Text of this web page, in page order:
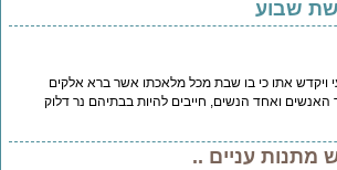
שבוע
אתו כי בו שבת מכל מלאכתו אשר ברא אלקים
ואחד הנשים, חייבים להיות בבתיהם נר דלוק
עניים ..